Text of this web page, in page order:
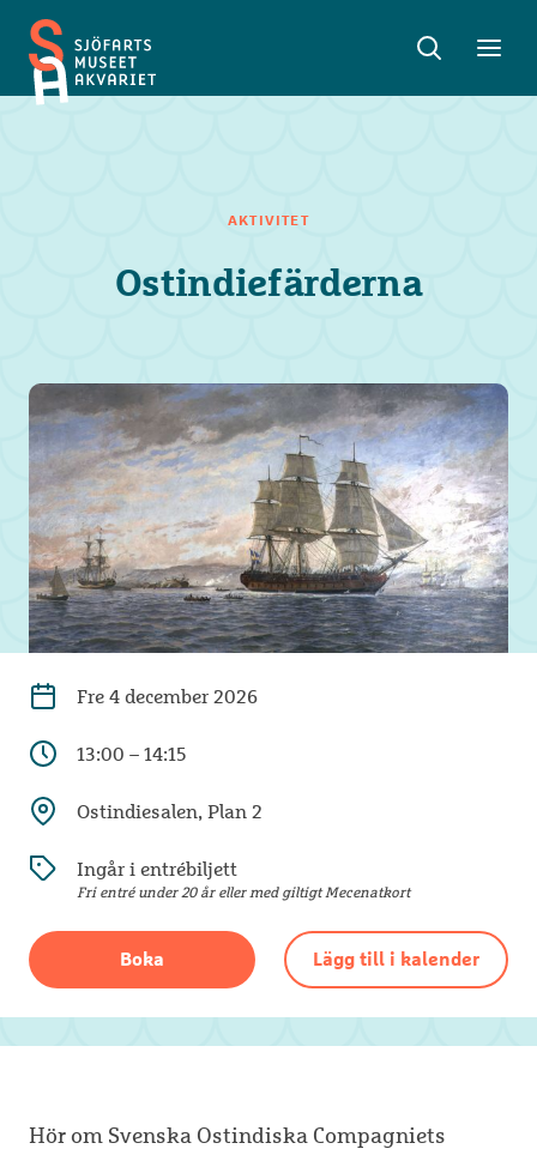
Sjöfartsmuseet
Akvariet
Toggle
AKTIVITET
Ostindiefärderna
Fre 4 december 2026
13:00 – 14:15
Ostindiesalen, Plan 2
Ingår i entrébiljett
Fri entré under 20 år eller med giltigt Mecenatkort
Boka Lägg till i kalender
Hör om Svenska Ostindiska Compagniets